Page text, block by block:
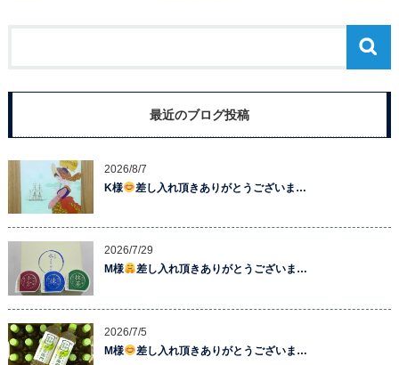
最近のブログ投稿
2026/8/7
K様
差し入れ頂きありがとうございま…
2026/7/29
M様
差し入れ頂きありがとうございま…
2026/7/5
M様
差し入れ頂きありがとうございま…